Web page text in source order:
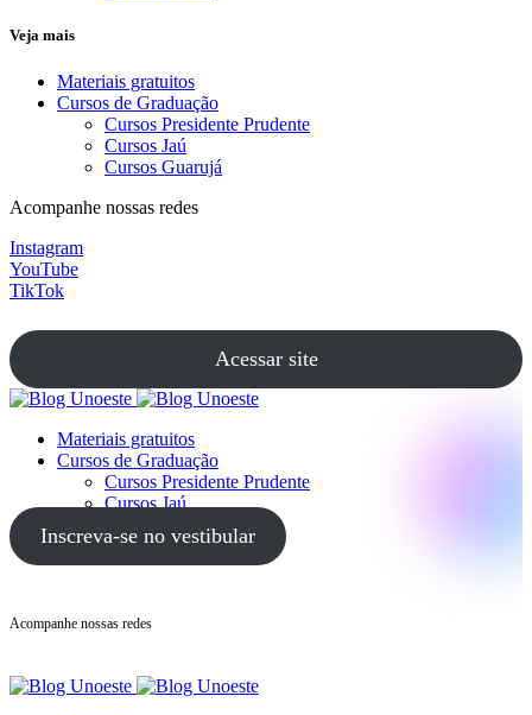
Veja mais
Materiais gratuitos
Cursos de Graduação
Cursos Presidente Prudente
Cursos Jaú
Cursos Guarujá
Acompanhe nossas redes
Instagram
YouTube
TikTok
Acessar site
Materiais gratuitos
Cursos de Graduação
Cursos Presidente Prudente
Cursos Jaú
Cursos Guarujá
Inscreva-se no vestibular
Acompanhe nossas redes